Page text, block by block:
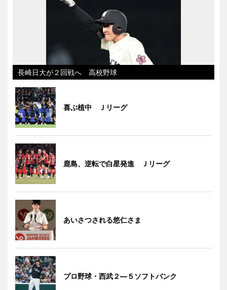
長崎日大が２回戦へ 高校野球
喜ぶ植中 Ｊリーグ
鹿島、逆転で白星発進 Ｊリーグ
あいさつされる悠仁さま
プロ野球・西武２―５ソフトバンク